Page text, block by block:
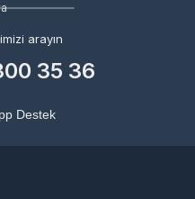
arayın
35 36
Destek